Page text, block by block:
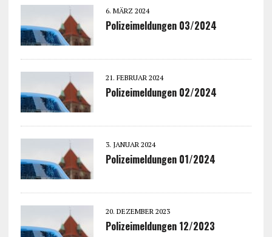
6. MÄRZ 2024
Polizeimeldungen 03/2024
21. FEBRUAR 2024
Polizeimeldungen 02/2024
3. JANUAR 2024
Polizeimeldungen 01/2024
20. DEZEMBER 2023
Polizeimeldungen 12/2023